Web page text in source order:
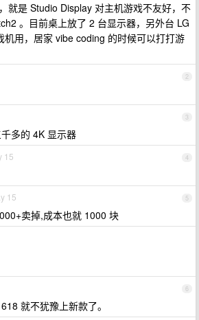
就是 Studio Display 对主机游戏不友好，不
。目前桌上放了 2 台显示器，另外台 LG
机用，居家 vibe coding 的时候可以打打游
2
3
多的 4K 显示器
4
15
5
15
卖掉,成本也就 1000 块
6
就不犹豫上新款了。